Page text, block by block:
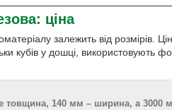
ціна
залежить від розмірів.
кубів у дошці, використовують
товщина, 140 мм – ширина, а 3000